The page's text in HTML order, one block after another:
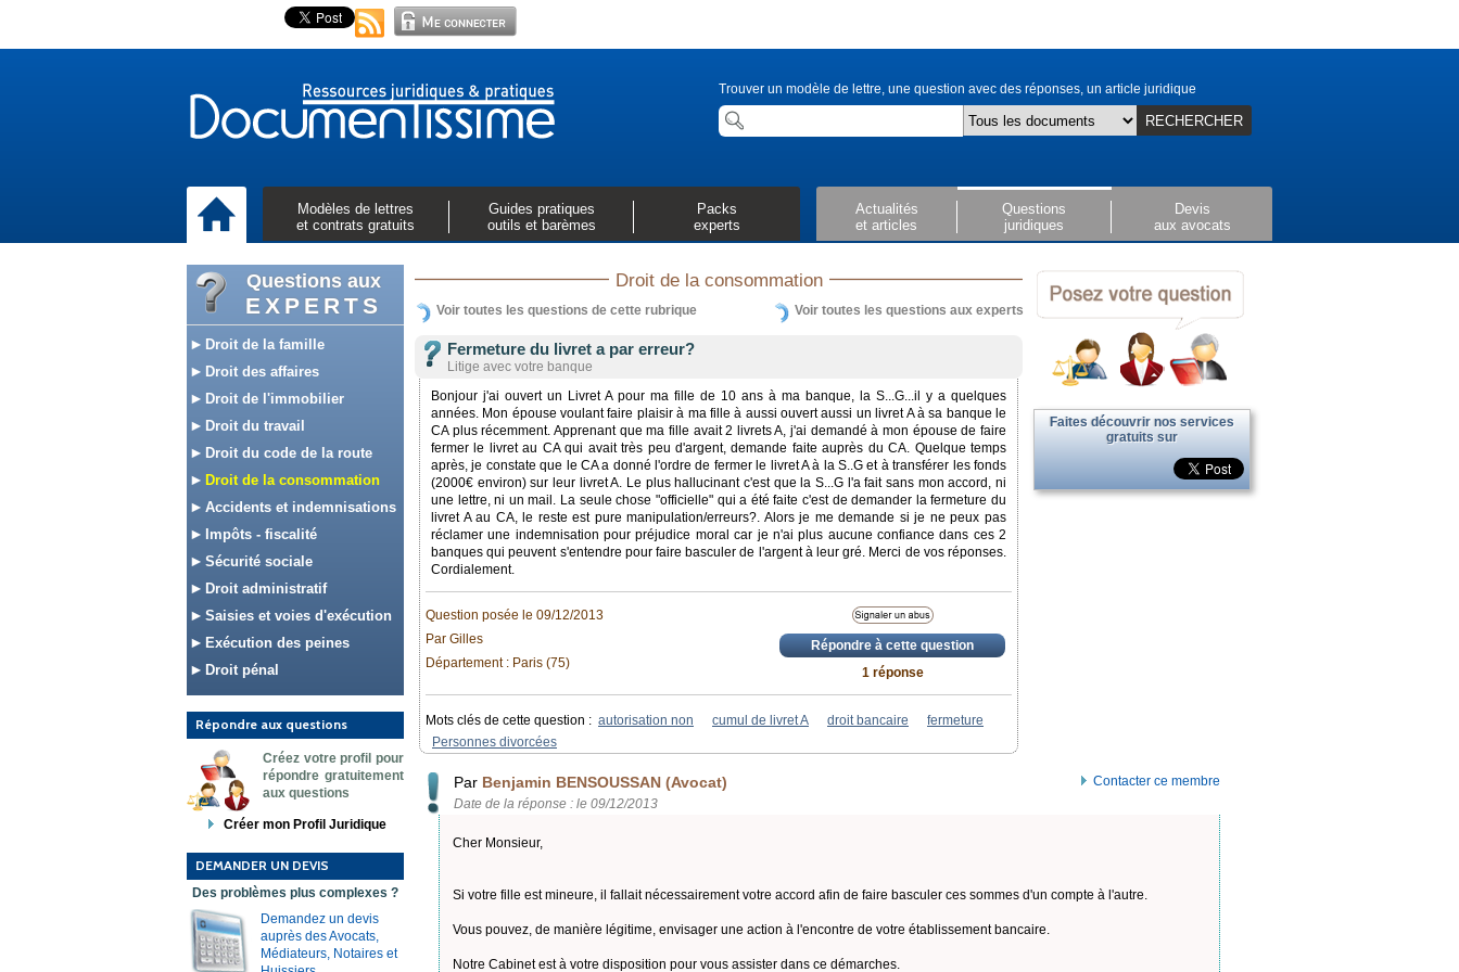
Trouver un modèle de lettre, une question avec des réponses, un article juridique
RECHERCHER
Modèles de lettres
et contrats gratuits
Guides pratiques
outils et barèmes
Packs
experts
Actualités
et articles
Questions
juridiques
Devis
aux avocats
Questions aux
EXPERTS
Droit de la famille
Droit des affaires
Droit de l'immobilier
Droit du travail
Droit du code de la route
Droit de la consommation
Accidents et indemnisations
Impôts - fiscalité
Sécurité sociale
Droit administratif
Saisies et voies d'exécution
Exécution des peines
Droit pénal
Répondre aux questions
Créez votre profil pour
répondre gratuitement
aux questions
Créer mon Profil Juridique
DEMANDER UN DEVIS
Des problèmes plus complexes ?
Demandez un devis
auprès des Avocats,
Médiateurs, Notaires et
Droit de la consommation
Voir toutes les questions de cette rubrique Voir toutes les questions aux experts
Fermeture du livret a par erreur?
Litige avec votre banque
Bonjour j'ai ouvert un Livret A pour ma fille de 10 ans à ma banque, la S...G...il y a quelques
années. Mon épouse voulant faire plaisir à ma fille à aussi ouvert aussi un livret A à sa banque le
CA plus récemment. Apprenant que ma fille avait 2 livrets A, j'ai demandé à mon épouse de faire
fermer le livret au CA qui avait très peu d'argent, demande faite auprès du CA. Quelque temps
après, je constate que le CA a donné l'ordre de fermer le livret A à la S..G et à transférer les fonds
(2000€ environ) sur leur livret A. Le plus hallucinant c'est que la S...G l'a fait sans mon accord, ni
une lettre, ni un mail. La seule chose "officielle" qui a été faite c'est de demander la fermeture du
livret A au CA, le reste est pure manipulation/erreurs?. Alors je me demande si je ne peux pas
réclamer une indemnisation pour préjudice moral car je n'ai plus aucune confiance dans ces 2
banques qui peuvent s'entendre pour faire basculer de l'argent à leur gré. Merci de vos réponses.
Cordialement.
Question posée le 09/12/2013
Par Gilles
Département : Paris (75)
Répondre à cette question
1 réponse
Mots clés de cette question : autorisation non cumul de livret A droit bancaire
fermeture
Personnes divorcées
Par Benjamin BENSOUSSAN (Avocat)
Date de la réponse : le 09/12/2013
Contacter ce membre
Cher Monsieur,
Si votre fille est mineure, il fallait nécessairement votre accord afin de faire basculer ces sommes d'un compte à l'autre.
Vous pouvez, de manière légitime, envisager une action à l'encontre de votre établissement bancaire.
Notre Cabinet est à votre disposition pour vous assister dans ce démarches.
Faites découvrir nos services
gratuits sur